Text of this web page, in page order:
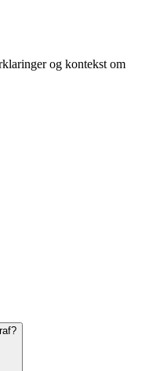
og kontekst om